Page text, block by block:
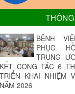
BỆNH
PHỤC
TRUNG
KẾT CÔNG TÁC 6
TRIỂN KHAI NHIỆM
NĂM 2026